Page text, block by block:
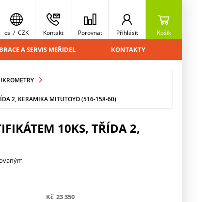
cs / CZK Kontakt Porovnat Přihlásit Košík
A SERVIS MEŘIDEL KONTAKTY
2, KERAMIKA MITUTOYO (516-158-60)
10KS, TŘÍDA 2,
23 350
Kč